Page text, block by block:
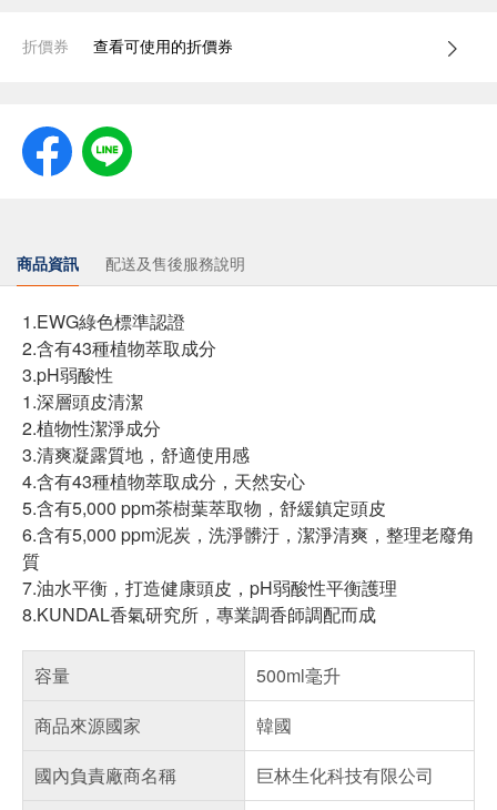
折價券 查看可使用的折價券
商品資訊 配送及售後服務說明
1.EWG綠色標準認證
2.含有43種植物萃取成分
3.pH弱酸性
1.深層頭皮清潔
2.植物性潔淨成分
3.清爽凝露質地，舒適使用感
4.含有43種植物萃取成分，天然安心
5.含有5,000 ppm茶樹葉萃取物，舒緩鎮定頭皮
6.含有5,000 ppm泥炭，洗淨髒汙，潔淨清爽，整理老廢角
質
7.油水平衡，打造健康頭皮，pH弱酸性平衡護理
8.KUNDAL香氣研究所，專業調香師調配而成
容量
500ml毫升
商品來源國家
韓國
國內負責廠商名稱
巨林生化科技有限公司